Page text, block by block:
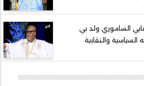
الساموري ولد بي
السياسية والنقابية